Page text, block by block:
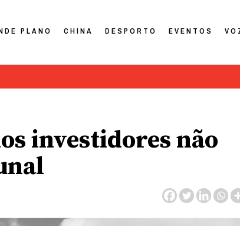
PLANO CHINA DESPORTO EVENTOS
investidores não